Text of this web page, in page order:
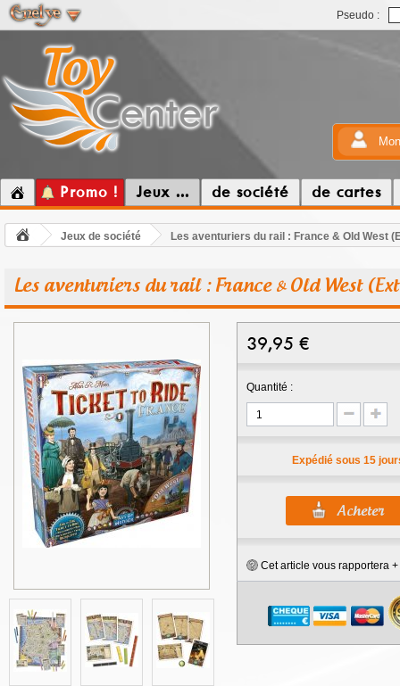
Pseudo :
Promo ! Jeux ... de société de cartes
Jeux de société Les aventuriers du rail : France & Old West
Les aventuriers du rail : France & Old West
39,95 €
Quantité :
Expédié sous 15
Cet article vous rapportera +